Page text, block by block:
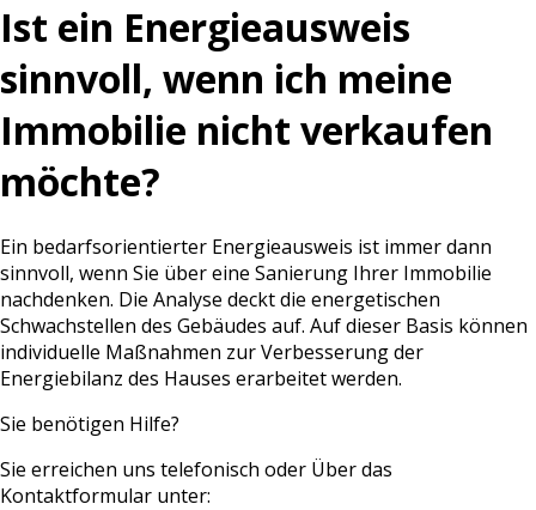
Ist ein Energieausweis
sinnvoll, wenn ich meine
Immobilie nicht verkaufen
möchte?
Ein bedarfsorientierter Energieausweis ist immer dann
sinnvoll, wenn Sie über eine Sanierung Ihrer Immobilie
nachdenken. Die Analyse deckt die energetischen
Schwachstellen des Gebäudes auf. Auf dieser Basis können
individuelle Maßnahmen zur Verbesserung der
Energiebilanz des Hauses erarbeitet werden.
Sie benötigen Hilfe?
Sie erreichen uns telefonisch oder Über das
Kontaktformular unter: